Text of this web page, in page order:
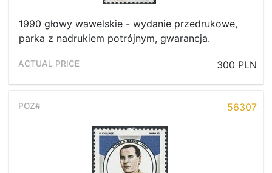
1990 głowy wawelskie - wydanie przedrukowe,
parka z nadrukiem potrójnym, gwarancja.
300 PLN
56307